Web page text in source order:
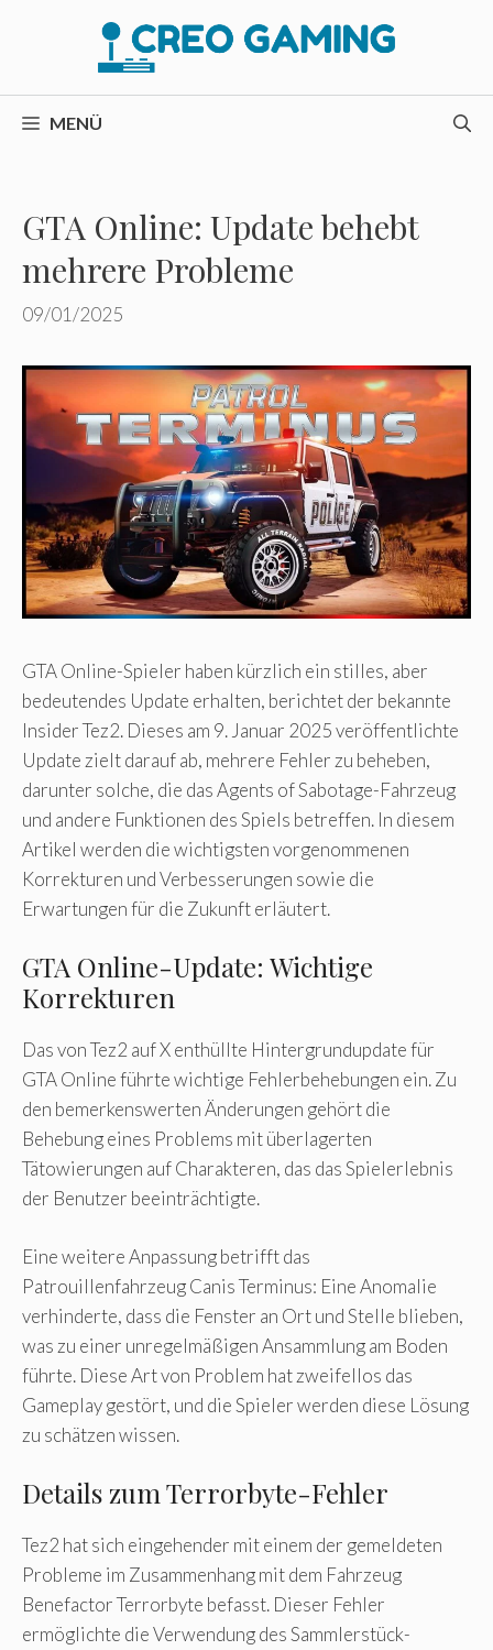
MENÜ
GTA Online: Update behebt
mehrere Probleme
09/01/2025
GTA Online-Spieler haben kürzlich ein stilles, aber
bedeutendes Update erhalten, berichtet der bekannte
Insider Tez2. Dieses am 9. Januar 2025 veröffentlichte
Update zielt darauf ab, mehrere Fehler zu beheben,
darunter solche, die das Agents of Sabotage-Fahrzeug
und andere Funktionen des Spiels betreffen. In diesem
Artikel werden die wichtigsten vorgenommenen
Korrekturen und Verbesserungen sowie die
Erwartungen für die Zukunft erläutert.
GTA Online-Update: Wichtige
Korrekturen
Das von Tez2 auf X enthüllte Hintergrundupdate für
GTA Online führte wichtige Fehlerbehebungen ein. Zu
den bemerkenswerten Änderungen gehört die
Behebung eines Problems mit überlagerten
Tätowierungen auf Charakteren, das das Spielerlebnis
der Benutzer beeinträchtigte.
Eine weitere Anpassung betrifft das
Patrouillenfahrzeug Canis Terminus: Eine Anomalie
verhinderte, dass die Fenster an Ort und Stelle blieben,
was zu einer unregelmäßigen Ansammlung am Boden
führte. Diese Art von Problem hat zweifellos das
Gameplay gestört, und die Spieler werden diese Lösung
zu schätzen wissen.
Details zum Terrorbyte-Fehler
Tez2 hat sich eingehender mit einem der gemeldeten
Probleme im Zusammenhang mit dem Fahrzeug
Benefactor Terrorbyte befasst. Dieser Fehler
ermöglichte die Verwendung des Sammlerstück-